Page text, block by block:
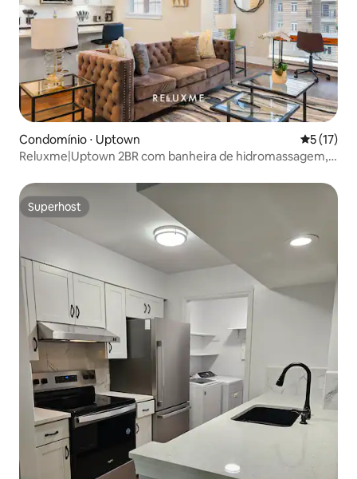
Condomínio ⋅ Uptown 5 de uma
5 (17)
Reluxme|Uptown 2BR com banheira de hidromassagem,
Superhost
Superhost